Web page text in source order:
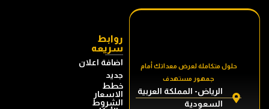
حلول متكاملة لعرض معداتك أمام
جمهور مستهدف
الرياض- المملكة العربية
السعودية
روابط
سريعه
اضافة اعلان
جديد
خطط
الاسعار
الشروط